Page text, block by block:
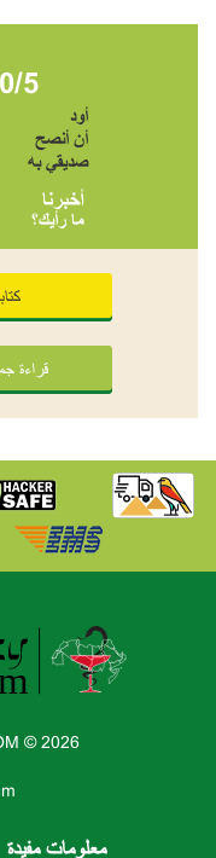
0/5
أود
أن أنصح
صديقي به
أخبرنا
ما رأيك؟
قراءة
© 2026
معلومات مفيدة